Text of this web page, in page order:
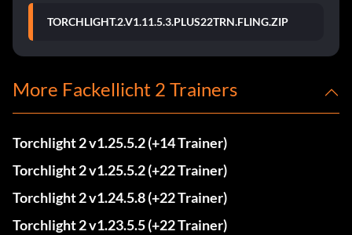
TORCHLIGHT.2.V1.11.5.3.PLUS22TRN.FLING.ZIP
More Fackellicht 2 Trainers
Torchlight 2 v1.25.5.2 (+14 Trainer)
Torchlight 2 v1.25.5.2 (+22 Trainer)
Torchlight 2 v1.24.5.8 (+22 Trainer)
Torchlight 2 v1.23.5.5 (+22 Trainer)